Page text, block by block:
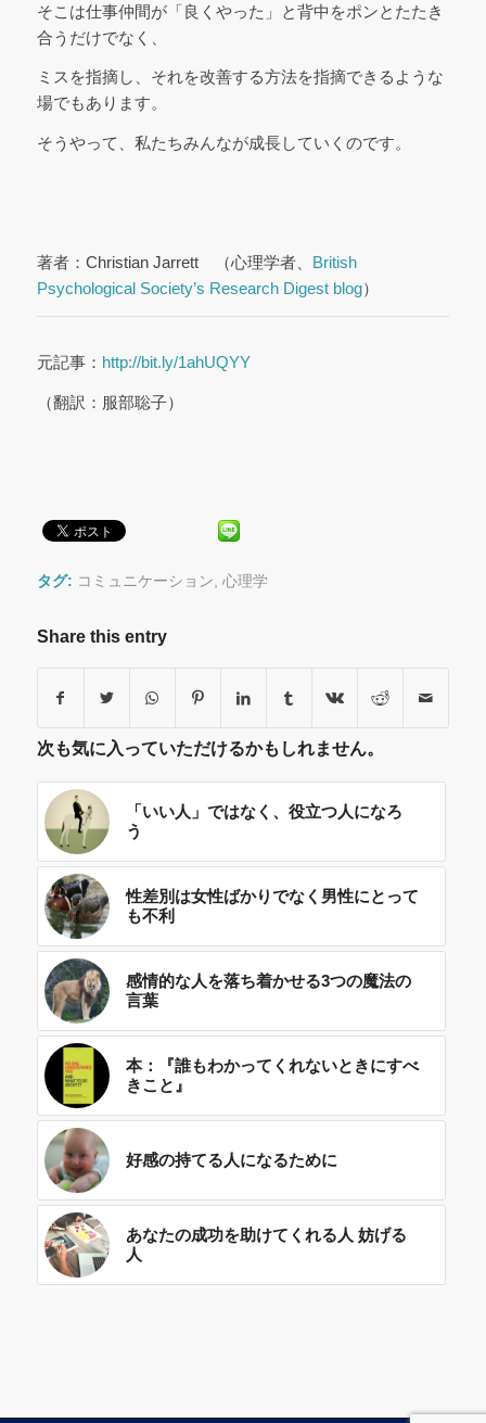
そこは仕事仲間が「良くやった」と背中をポンとたたき
合うだけでなく、
ミスを指摘し、それを改善する方法を指摘できるような
場でもあります。
そうやって、私たちみんなが成長していくのです。
著者：Christian Jarrett （心理学者、 British
Psychological Society’s Research Digest blog）
元記事： http://bit.ly/1ahUQYY
（翻訳：服部聡子）
タグ: コミュニケーション, 心理学
Share this entry
次も気に入っていただけるかもしれません。
「いい人」ではなく、役立つ人になろ
う
性差別は女性ばかりでなく男性にとって
も不利
感情的な人を落ち着かせる3つの魔法の
言葉
本：『誰もわかってくれないときにすべ
きこと』
好感の持てる人になるために
あなたの成功を助けてくれる人 妨げる
人